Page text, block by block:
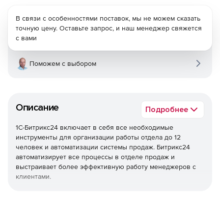
Описание Подробнее
1С-Битрикс24 включает в себя все необходимые
инструменты для организации работы отдела до 12
человек и автоматизации системы продаж. Битрикс24
автоматизирует все процессы в отделе продаж и
выстраивает более эффективную работу менеджеров с
клиентами.
В связи с особенностями поставок, мы не можем сказать
точную цену. Оставьте запрос, и наш менеджер свяжется
с вами
Поможем с выбором